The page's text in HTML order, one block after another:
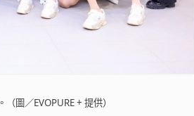
圖／EVOPURE + 提供）